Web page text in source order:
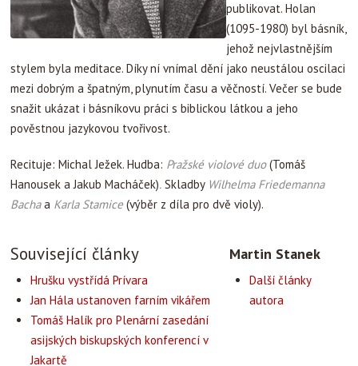
publikovat. Holan
(1095-1980) byl básník,
jehož nejvlastnějším
stylem byla meditace. Díky ní vnímal dění jako neustálou oscilaci
mezi dobrým a špatným, plynutím času a věčností. Večer se bude
snažit ukázat i básníkovu práci s biblickou látkou a jeho
pověstnou jazykovou tvořivost.
Recituje: Michal Ježek. Hudba: Pražské violové duo(Tomáš
Hanousek a Jakub Macháček). Skladby Wilhelma Friedemanna
Bachaa Karla Stamice (výběr z díla pro dvě violy).
Související články
Hrušku vystřídá Prívara
Jan Hála ustanoven farním vikářem
Tomáš Halík pro Plenární zasedání
asijských biskupských konferencí v
Jakartě
Martin Stanek
Další články
autora